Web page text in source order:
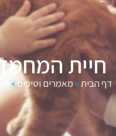
חיית
דף הבית» מאמרים וטיפים»